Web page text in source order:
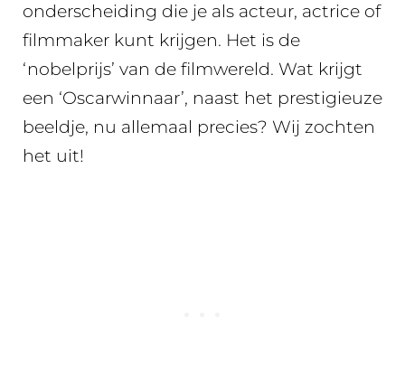
onderscheiding die je als acteur, actrice of
filmmaker kunt krijgen. Het is de
‘nobelprijs’ van de filmwereld. Wat krijgt
een ‘Oscarwinnaar’, naast het prestigieuze
beeldje, nu allemaal precies? Wij zochten
het uit!